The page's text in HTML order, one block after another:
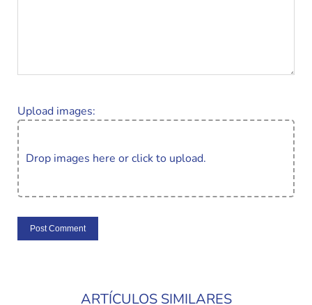
Upload images:
Drop images here or click to upload.
ARTÍCULOS SIMILARES